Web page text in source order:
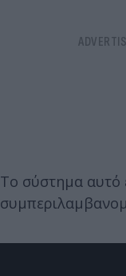
Το σύστημα αυτό